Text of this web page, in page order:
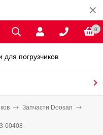
0
Запчасти Doosan
00408